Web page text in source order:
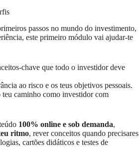
passos no mundo do investimento,
este primeiro módulo vai ajudar-te
chave que todo o investidor deve
ao risco e os teus objetivos pessoais.
teu caminho como investidor com
100% online e sob demanda,
ritmo, rever conceitos quando precisares
cartões didáticos e testes de